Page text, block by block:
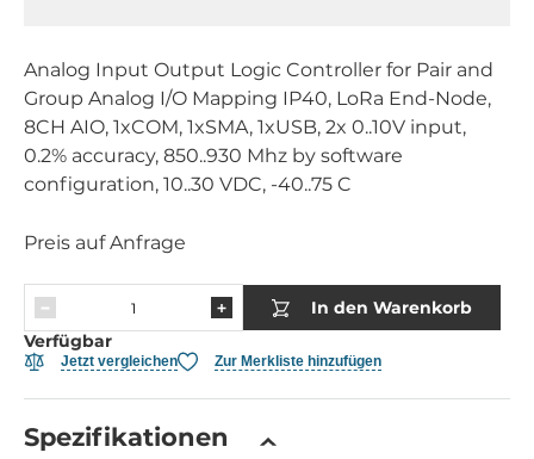
Analog Input Output Logic Controller for Pair and
Group Analog I/O Mapping IP40, LoRa End-Node,
8CH AIO, 1xCOM, 1xSMA, 1xUSB, 2x 0..10V input,
0.2% accuracy, 850..930 Mhz by software
configuration, 10..30 VDC, -40..75 C
Preis auf Anfrage
In den Warenkorb
Verfügbar
Jetzt vergleichen Zur Merkliste hinzufügen
Spezifikationen